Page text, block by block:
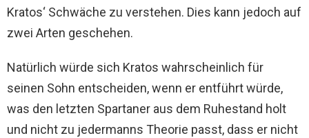
Kratos‘ Schwäche zu verstehen. Dies kann jedoch auf
zwei Arten geschehen.
Natürlich würde sich Kratos wahrscheinlich für
seinen Sohn entscheiden, wenn er entführt würde,
was den letzten Spartaner aus dem Ruhestand holt
und nicht zu jedermanns Theorie passt, dass er nicht